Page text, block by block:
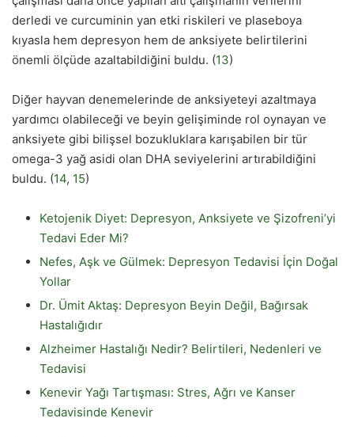
derledi ve curcuminin yan etki riskileri ve plaseboya
kıyasla hem depresyon hem de anksiyete belirtilerini
önemli ölçüde azaltabildiğini buldu. (13)
Diğer hayvan denemelerinde de anksiyeteyi azaltmaya
yardımcı olabileceği ve beyin gelişiminde rol oynayan ve
anksiyete gibi bilişsel bozukluklara karışabilen bir tür
omega-3 yağ asidi olan DHA seviyelerini artırabildiğini
buldu. (14, 15)
Ketojenik Diyet: Depresyon, Anksiyete ve Şizofreni’yi
Tedavi Eder Mi?
Nefes, Aşk ve Gülmek: Depresyon Tedavisi İçin Doğal
Yollar
Dr. Ümit Aktaş: Depresyon Beyin Değil, Bağırsak
Hastalığıdır
Alzheimer Hastalığı Nedir? Belirtileri, Nedenleri ve
Tedavisi
Kenevir Yağı Tartışması: Stres, Ağrı ve Kanser
Tedavisinde Kenevir